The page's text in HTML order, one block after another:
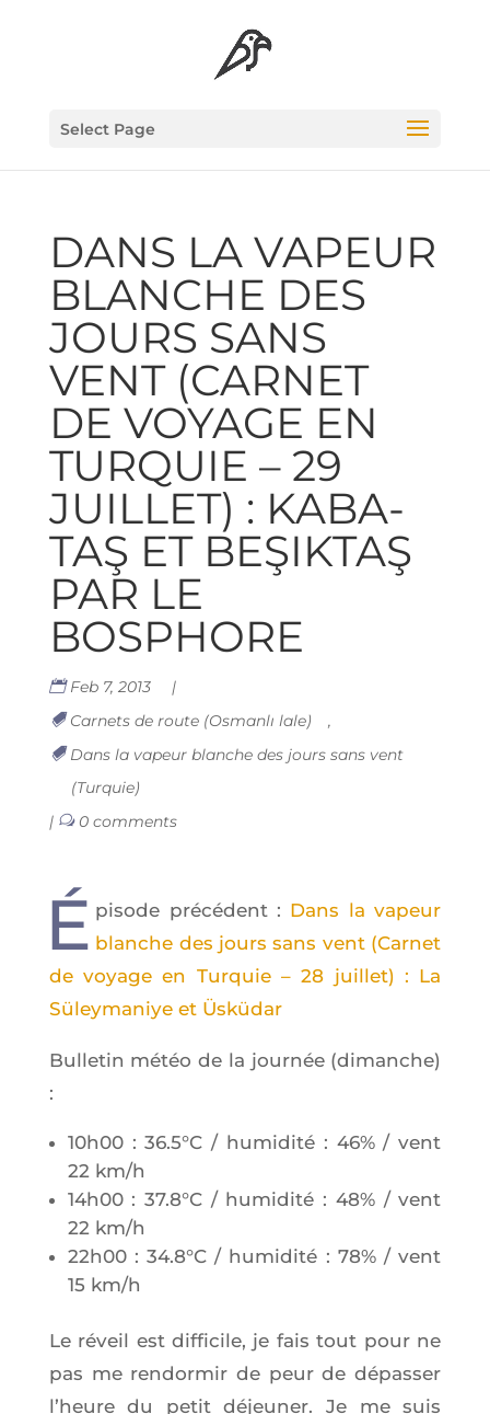
Select Page
DANS LA VAPEUR
BLANCHE DES
JOURS SANS
VENT (CAR­NET
DE VOYAGE EN
TUR­QUIE – 29
JUILLET) : KABA­
TAŞ ET BEŞIK­TAŞ
PAR LE
BOSPHORE
Feb 7, 2013
|
Carnets de route (Osmanlı lale)
,
Dans la vapeur blanche des jours sans vent
(Turquie)
|
0 comments
É pi­sode pré­cé­dent : Dans la vapeur
blanche des jours sans vent (Car­net
de voyage en Tur­quie – 28 juillet) : La
Süley­ma­niye et Üsküdar
Bul­le­tin météo de la jour­née (dimanche)
:
10h00 : 36.5°C / humi­di­té : 46% / vent
22 km/h
14h00 : 37.8°C / humi­di­té : 48% / vent
22 km/h
22h00 : 34.8°C / humi­di­té : 78% / vent
15 km/h
Le réveil est dif­fi­cile, je fais tout pour ne
pas me ren­dor­mir de peur de dépas­ser
l’heure du petit déjeu­ner. Je me suis